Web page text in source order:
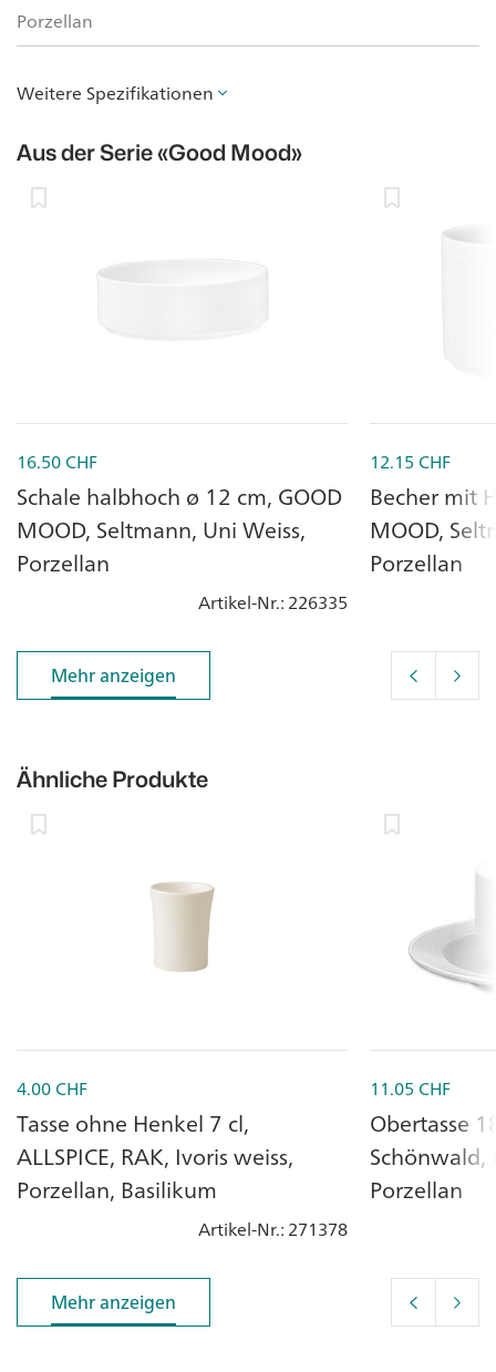
Porzellan
Weitere Spezifikationen
Aus der Serie«Good Mood»
16.50CHF
Schale halbhoch ø 12 cm, GOOD
MOOD, Seltmann, Uni Weiss,
Porzellan
Artikel-Nr.: 226335
12.15 CHF
Becher mit
MOOD,
Porzellan
Mehr anzeigen
Mehr anzeigen
Ähnliche Produkte
4.00CHF
Tasse ohne Henkel 7 cl,
ALLSPICE, RAK, Ivoris weiss,
Porzellan, Basilikum
Artikel-Nr.: 271378
11.05 CHF
Obertasse
Schönwald,
Porzellan
Mehr anzeigen
Mehr anzeigen